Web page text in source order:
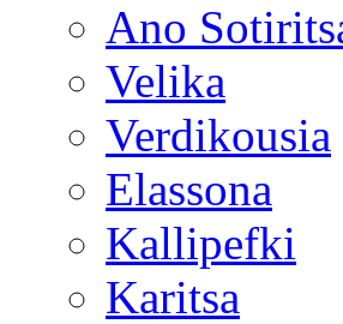
Ano
Velika
Verdikousia
Elassona
Kallipefki
Karitsa